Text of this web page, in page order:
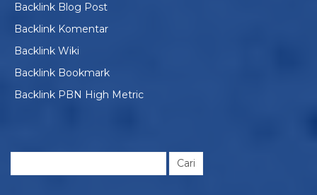
Backlink Blog Post
Backlink Komentar
Backlink Wiki
Backlink Bookmark
Backlink PBN High Metric
Cari